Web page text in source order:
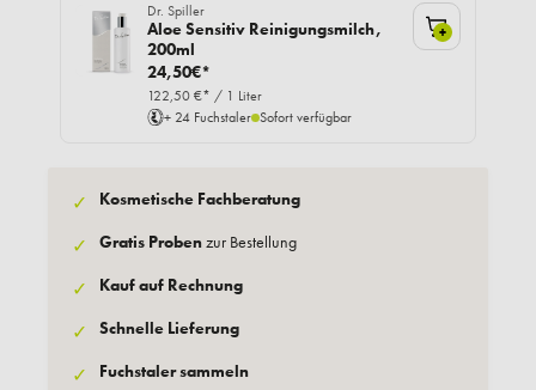
Dr. Spiller
Aloe Sensitiv Reinigungsmilch,
200ml
24,50€*
122,50 €* / 1 Liter
+ 24 Fuchstaler Sofort verfügbar
+
✓ Kosmetische Fachberatung
✓ Gratis Probenzur Bestellung
✓ Kauf auf Rechnung
✓ Schnelle Lieferung
✓ Fuchstaler sammeln